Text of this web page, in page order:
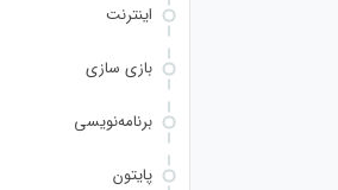
اینترنت
بازی سازی
برنامه‌نویسی
پایتون